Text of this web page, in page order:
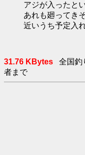
アジが入ったと
あれも廻ってき
近いうち予定入
31.76 KBytes
全国釣
者まで